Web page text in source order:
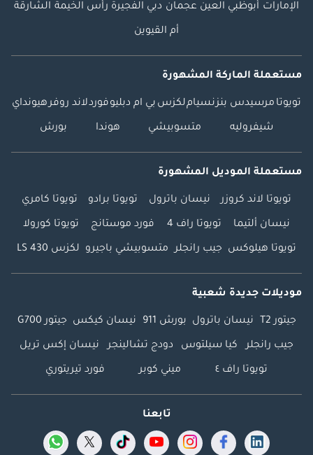
الإمارات أبوظبي العين عجمان دبي الفجيرة رأس الخيمة الشارقة
أم القيوين
مستعملة الماركة المشهورة
تويوتا مرسيدس بنزنسياملكزس بي ام دبليوفوردلاند روفرهيونداي
شيفروليه متسوبيشي هوندا بورش
مستعملة الموديل المشهورة
تويوتا لاند كروزر نيسان باترول تويوتا برادو تويوتا كامري
نيسان ألتيما تويوتا راف 4 فورد موستانج تويوتا كورولا
تويوتا هيلوكس جيب رانجلر متسوبيشي باجيرو لكزس LS 430
موديلات جديدة شعبية
جيتور T2 نيسان باترول بورش 911 نيسان كيكس جيتور G700
جيب رانجلر كيا سيلتوس دودج تشالينجر نيسان إكس تريل
تويوتا راف ٤ ميني كوبر فورد تيريتوري
تابعنا